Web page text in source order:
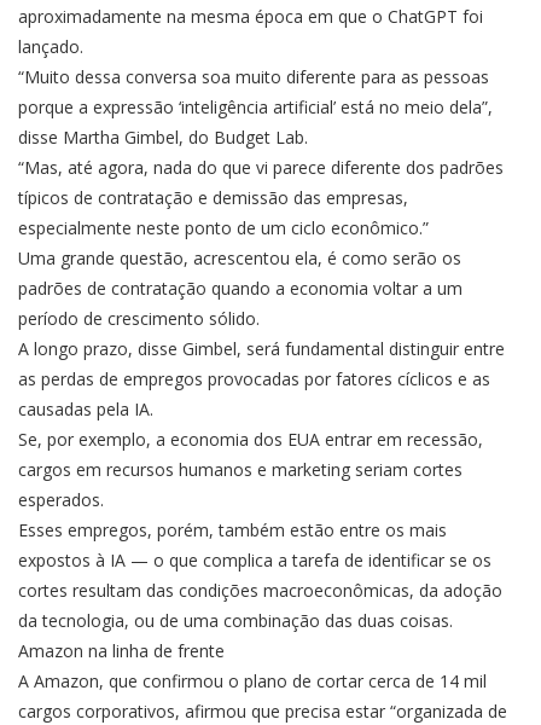
aproximadamente na mesma época em que o ChatGPT foi
lançado.
“Muito dessa conversa soa muito diferente para as pessoas
porque a expressão ‘inteligência artificial’ está no meio dela”,
disse Martha Gimbel, do Budget Lab.
“Mas, até agora, nada do que vi parece diferente dos padrões
típicos de contratação e demissão das empresas,
especialmente neste ponto de um ciclo econômico.”
Uma grande questão, acrescentou ela, é como serão os
padrões de contratação quando a economia voltar a um
período de crescimento sólido.
A longo prazo, disse Gimbel, será fundamental distinguir entre
as perdas de empregos provocadas por fatores cíclicos e as
causadas pela IA.
Se, por exemplo, a economia dos EUA entrar em recessão,
cargos em recursos humanos e marketing seriam cortes
esperados.
Esses empregos, porém, também estão entre os mais
expostos à IA — o que complica a tarefa de identificar se os
cortes resultam das condições macroeconômicas, da adoção
da tecnologia, ou de uma combinação das duas coisas.
Amazon na linha de frente
A Amazon, que confirmou o plano de cortar cerca de 14 mil
cargos corporativos, afirmou que precisa estar “organizada de